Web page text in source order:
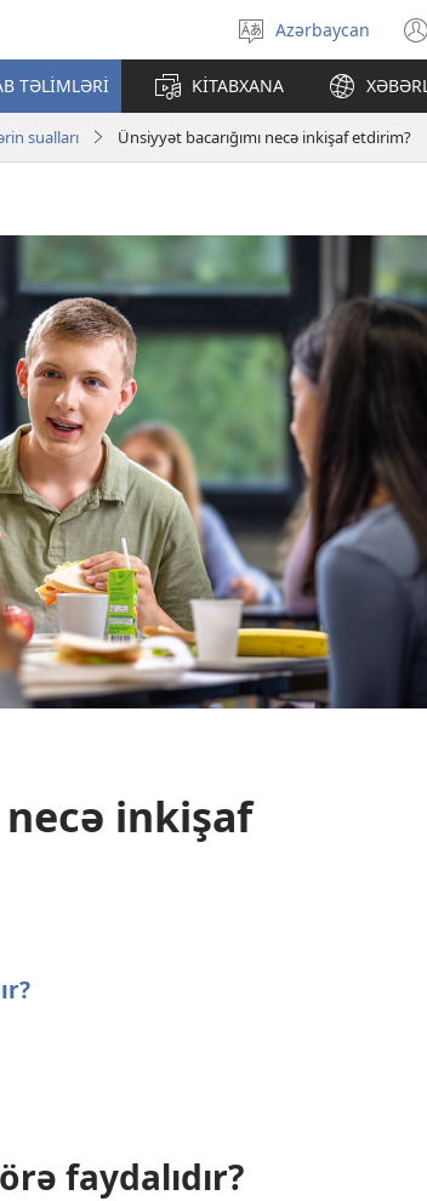
Dili
seçin
Azərbaycan
TƏLİMLƏRİ KİTABXANA
sualları Ünsiyyət bacarığımı necə inkişaf etdirim?
necə inkişaf
faydalıdır?